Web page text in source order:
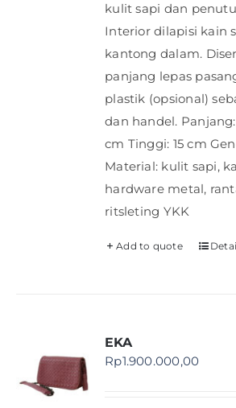
kulit sapi dan
Interior dilapisi kain
kantong dalam.
panjang lepas
plastik (opsional)
dan handel.
cm Tinggi: 15 cm
Material: kulit sapi,
hardware metal,
ritsleting YKK
Add to quote
EKA
Rp1.900.000,00